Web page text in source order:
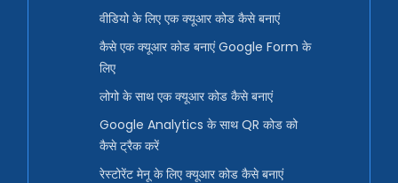
वीडियो के लिए एक क्यूआर कोड कैसे बनाएं
कैसे एक क्यूआर कोड बनाएं Google Form के
लिए
लोगो के साथ एक क्यूआर कोड कैसे बनाएं
Google Analytics के साथ QR कोड को
कैसे ट्रैक करें
रेस्टोरेंट मेनू के लिए क्यूआर कोड कैसे बनाएं